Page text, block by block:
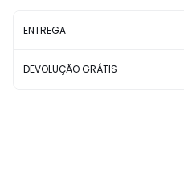
ENTREGA
DEVOLUÇÃO GRÁTIS